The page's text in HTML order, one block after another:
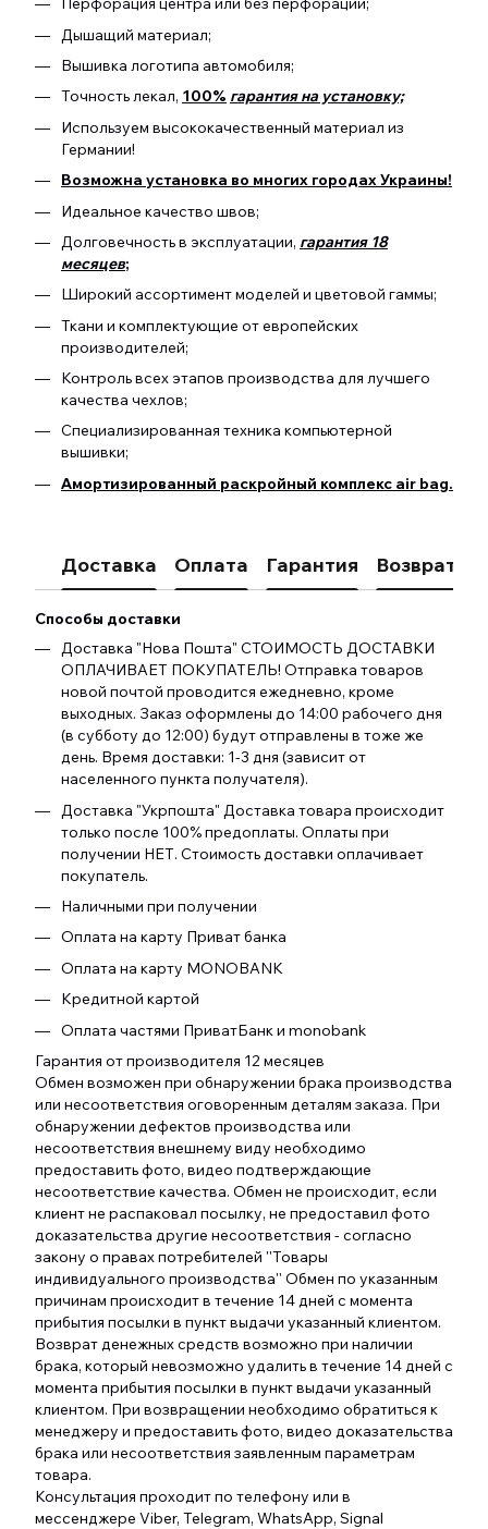
Дышащий материал;
Вышивка логотипа автомобиля;
Точность лекал, 100% гарантия на установку;
Используем высококачественный материал из
Германии!
Возможна установка во многих городах Украины!
Идеальное качество швов;
Долговечность в эксплуатации, гарантия 18
месяцев;
Широкий ассортимент моделей и цветовой гаммы;
Ткани и комплектующие от европейских
производителей;
Контроль всех этапов производства для лучшего
качества чехлов;
Специализированная техника компьютерной
вышивки;
Амортизированный раскройный комплекс air bag.
Доставка Оплата Гарантия Возврат
Способы доставки
Доставка "Нова Пошта" СТОИМОСТЬ ДОСТАВКИ
ОПЛАЧИВАЕТ ПОКУПАТЕЛЬ! Отправка товаров
новой почтой проводится ежедневно, кроме
выходных. Заказ оформлены до 14:00 рабочего дня
(в субботу до 12:00) будут отправлены в тоже же
день. Время доставки: 1-3 дня (зависит от
населенного пункта получателя).
Доставка "Укрпошта" Доставка товара происходит
только после 100% предоплаты. Оплаты при
получении НЕТ. Стоимость доставки оплачивает
покупатель.
Наличными при получении
Оплата на карту Приват банка
Оплата на карту MONOBANK
Кредитной картой
Оплата частями ПриватБанк и monobank
Гарантия от производителя 12 месяцев
Обмен возможен при обнаружении брака производства
или несоответствия оговоренным деталям заказа. При
обнаружении дефектов производства или
несоответствия внешнему виду необходимо
предоставить фото, видео подтверждающие
несоответствие качества. Обмен не происходит, если
клиент не распаковал посылку, не предоставил фото
доказательства другие несоответствия - согласно
закону о правах потребителей ''Товары
индивидуального производства'' Обмен по указанным
причинам происходит в течение 14 дней с момента
прибытия посылки в пункт выдачи указанный клиентом.
Возврат денежных средств возможно при наличии
брака, который невозможно удалить в течение 14 дней с
момента прибытия посылки в пункт выдачи указанный
клиентом. При возвращении необходимо обратиться к
менеджеру и предоставить фото, видео доказательства
брака или несоответствия заявленным параметрам
товара.
Консультация проходит по телефону или в
мессенджере Viber, Telegram, WhatsApp, Signal